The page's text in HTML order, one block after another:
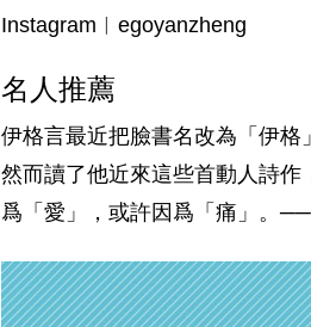
Instagram︱egoyanzheng
名人推薦
伊格言最近把臉書名改為「伊格
然而讀了他近來這些首動人詩
爲「愛」，或許因爲「痛」。